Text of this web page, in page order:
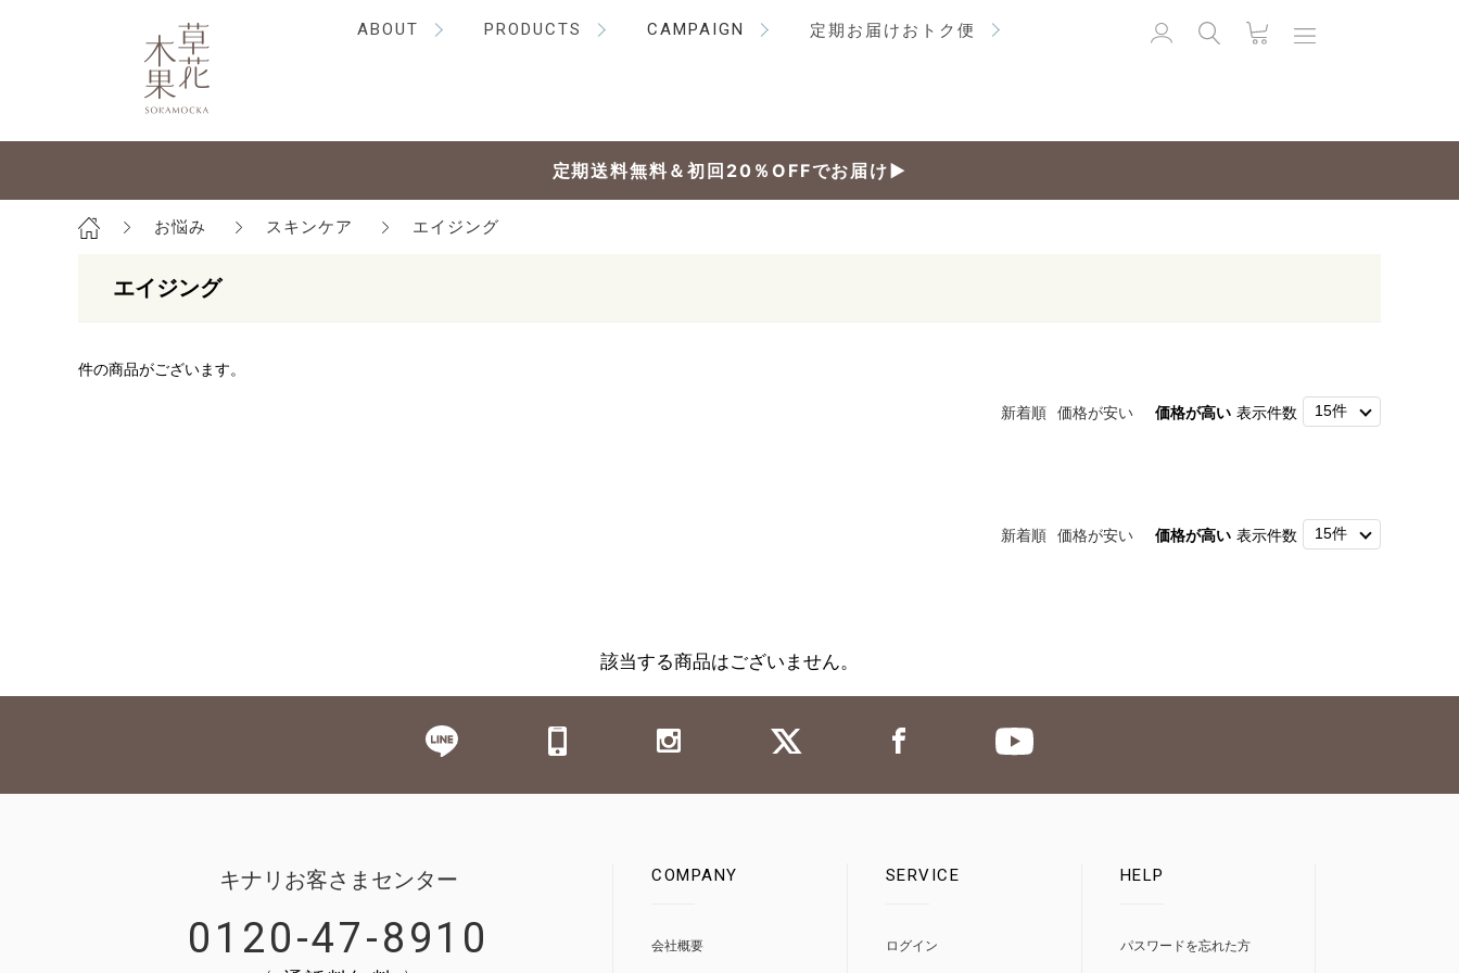
ABOUT PRODUCTS CAMPAIGN 定期お届けおトク便
定期送料無料＆初回20％OFFでお届け▶
お悩み スキンケア エイジング
エイジング
件の商品がございます。
新着順 価格が安い 価格が高い 表示件数
新着順 価格が安い 価格が高い 表示件数
該当する商品はございません。
キナリお客さまセンター
0120-47-8910
COMPANY
会社概要
SERVICE
ログイン
HELP
パスワードを忘れた方